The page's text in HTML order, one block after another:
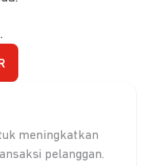
meningkatkan
pelanggan.